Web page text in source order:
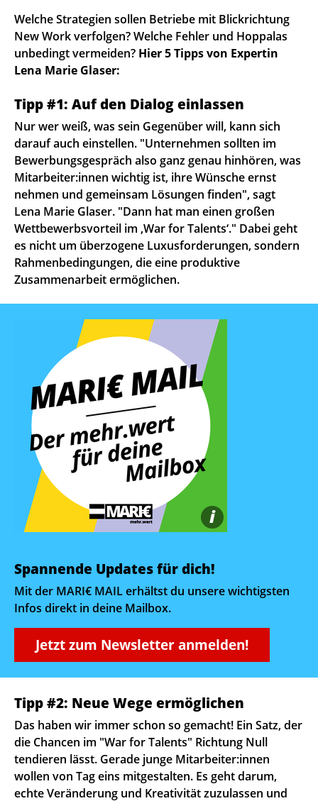
Welche Strategien sollen Betriebe mit Blickrichtung
New Work verfolgen? Welche Fehler und Hoppalas
unbedingt vermeiden? Hier 5 Tipps von Expertin
Lena Marie Glaser:
Tipp #1: Auf den Dialog einlassen
Nur wer weiß, was sein Gegenüber will, kann sich
darauf auch einstellen. "Unternehmen sollten im
Bewerbungsgespräch also ganz genau hinhören, was
Mitarbeiter:innen wichtig ist, ihre Wünsche ernst
nehmen und gemeinsam Lösungen finden", sagt
Lena Marie Glaser. "Dann hat man einen großen
Wettbewerbsvorteil im ,War for Talents‘." Dabei geht
es nicht um überzogene Luxusforderungen, sondern
Rahmenbedingungen, die eine produktive
Zusammenarbeit ermöglichen.
i
Spannende Updates für dich!
Mit der MARI€ MAIL erhältst du unsere wichtigsten
Infos direkt in deine Mailbox.
Jetzt zum Newsletter anmelden!
Tipp #2: Neue Wege ermöglichen
Das haben wir immer schon so gemacht! Ein Satz, der
die Chancen im "War for Talents" Richtung Null
tendieren lässt. Gerade junge Mitarbeiter:innen
wollen von Tag eins mitgestalten. Es geht darum,
echte Veränderung und Kreativität zuzulassen und